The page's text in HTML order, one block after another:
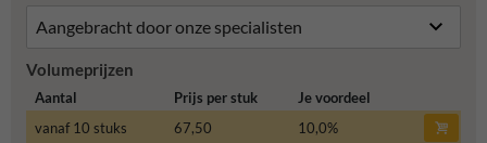
Volumeprijzen
Aantal Prijs per stuk
Je voordeel
vanaf 10 stuks
67,50 10,0%